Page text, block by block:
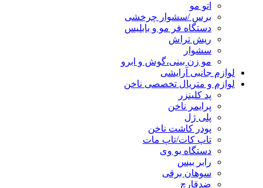
اتو مو
برس /سشوار چرخشی
دستگاه فر مو و بابلیس
ریش تراش
سشوار
مو زن بینی،گوش و ابرو
لوازم جانبی آرایشی
لوازم و متریال تخصصی ناخن
پد کلینزر
پرایمر ناخن
پلی ژل
پودر کاشت ناخن
تاپ کات/تاپ مات
دستگاه یو وی
رابر بیس
سوهان برقی
ضدقارچ